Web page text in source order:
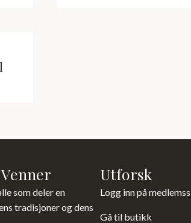
som deler en
tradisjoner og dens
Utforsk
Logg inn på
Gå til butikk